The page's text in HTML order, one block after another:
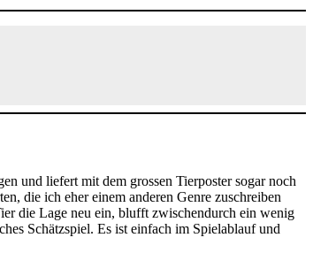
und liefert mit dem grossen Tierposter sogar noch
die ich eher einem anderen Genre zuschreiben
die Lage neu ein, blufft zwischendurch ein wenig
Schätzspiel. Es ist einfach im Spielablauf und